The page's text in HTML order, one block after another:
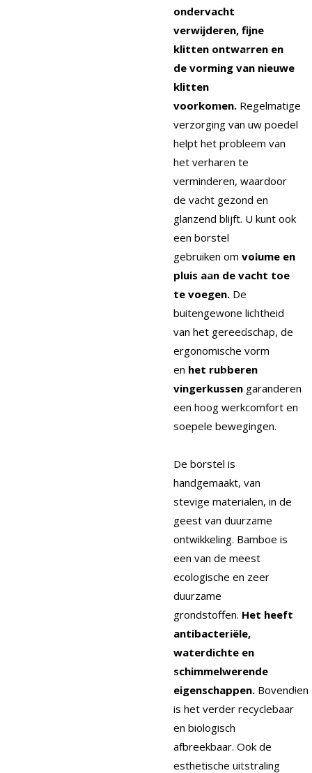
ondervacht
verwijderen, fijne
klitten ontwarren en
de vorming van nieuwe
klitten
voorkomen. Regelmatige
verzorging van uw poedel
helpt het probleem van
het verharen te
verminderen, waardoor
de vacht gezond en
glanzend blijft. U kunt ook
een borstel
gebruiken om volume en
pluis aan de vacht toe
te voegen. De
buitengewone lichtheid
van het gereedschap, de
ergonomische vorm
en het rubberen
vingerkussen garanderen
een hoog werkcomfort en
soepele bewegingen.
De borstel is
handgemaakt, van
stevige materialen, in de
geest van duurzame
ontwikkeling. Bamboe is
een van de meest
ecologische en zeer
duurzame
grondstoffen. Het heeft
antibacteriële,
waterdichte en
schimmelwerende
eigenschappen. Bovendien
is het verder recyclebaar
en biologisch
afbreekbaar. Ook de
esthetische uitstraling